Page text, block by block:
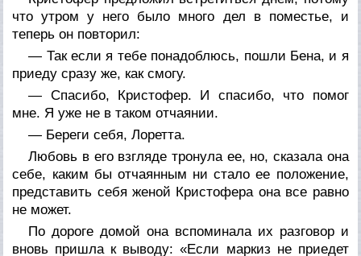
что утром у него было много дел в поместье, и
теперь он повторил:
— Так если я тебе понадоблюсь, пошли Бена, и я
приеду сразу же, как смогу.
— Спасибо, Кристофер. И спасибо, что помог
мне. Я уже не в таком отчаянии.
— Береги себя, Лоретта.
Любовь в его взгляде тронула ее, но, сказала она
себе, каким бы отчаянным ни стало ее положение,
представить себя женой Кристофера она все равно
не может.
По дороге домой она вспоминала их разговор и
вновь пришла к выводу: «Если маркиз не приедет